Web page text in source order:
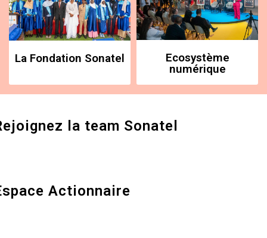
La Fondation Sonatel
Ecosystème
numérique
la team Sonatel
Actionnaire